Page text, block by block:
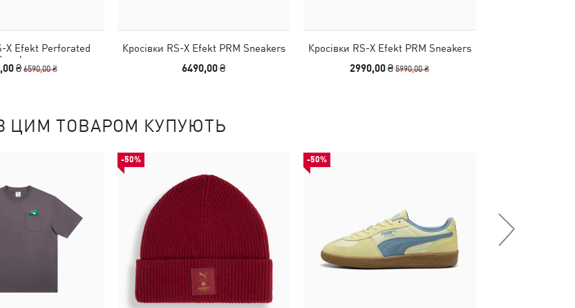
X Efekt Perforated
₴6590,00 ₴
Кросівки RS-X Efekt PRM Sneakers
6490,00 ₴
Кросівки RS-X Efekt PRM Sneakers
2990,00 ₴5990,00 ₴
ЦИМ ТОВАРОМ КУПУЮТЬ
-50% -50%